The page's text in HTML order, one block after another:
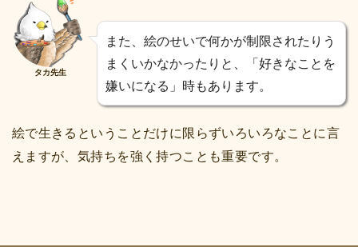
タカ先生
また、絵のせいで何かが制限されたりう
まくいかなかったりと、「好きなことを
嫌いになる」時もあります。
絵で生きるということだけに限らずいろいろなことに言
えますが、気持ちを強く持つことも重要です。